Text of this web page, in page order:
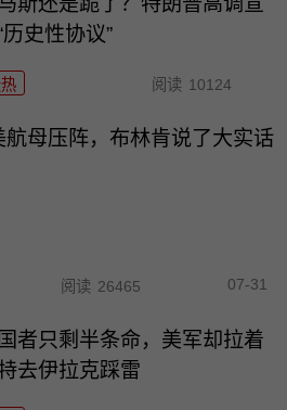
历史性协议”
阅读 10124
母压阵，布林肯说了大实话
阅读 26465 07-31
者只剩半条命，美军却拉着
去伊拉克踩雷